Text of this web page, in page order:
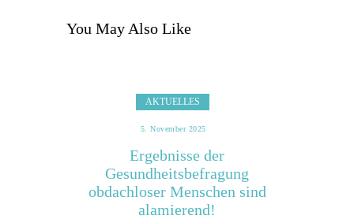
You May Also Like
AKTUELLES
5. November 2025
Ergebnisse der
Gesundheitsbefragung
obdachloser Menschen sind
alamierend!